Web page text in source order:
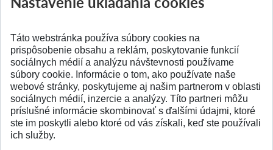
SPÄŤ NA VRCH
Táto webstránka používa súbory cookies na
prispôsobenie obsahu a reklám, poskytovanie funkcií
sociálnych médií a analýzu návštevnosti používame
súbory cookie. Informácie o tom, ako používate naše
webové stránky, poskytujeme aj našim partnerom v oblasti
sociálnych médií, inzercie a analýzy. Títo partneri môžu
príslušné informácie skombinovať s ďalšími údajmi, ktoré
ste im poskytli alebo ktoré od vás získali, keď ste používali
ich služby.